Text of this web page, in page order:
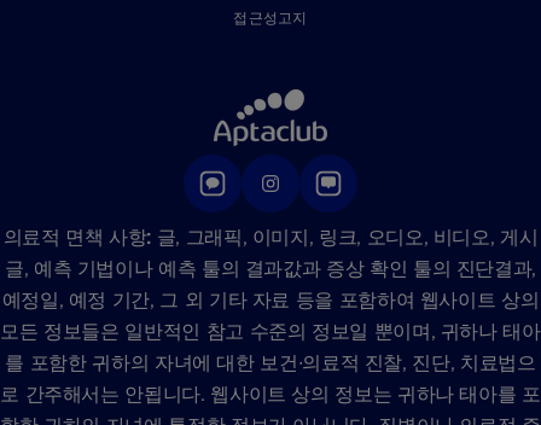
접근성고지
의료적 면책 사항: 글, 그래픽, 이미지, 링크, 오디오, 비디오, 게시
글, 예측 기법이나 예측 툴의 결과값과 증상 확인 툴의 진단결과,
예정일, 예정 기간, 그 외 기타 자료 등을 포함하여 웹사이트 상의
모든 정보들은 일반적인 참고 수준의 정보일 뿐이며, 귀하나 태아
를 포함한 귀하의 자녀에 대한 보건∙의료적 진찰, 진단, 치료법으
로 간주해서는 안됩니다. 웹사이트 상의 정보는 귀하나 태아를 포